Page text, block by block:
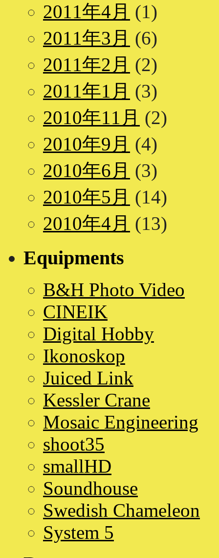
2011年4月 (1)
2011年3月 (6)
2011年2月 (2)
2011年1月 (3)
2010年11月 (2)
2010年9月 (4)
2010年6月 (3)
2010年5月 (14)
2010年4月 (13)
Equipments
B&H Photo Video
CINEIK
Digital Hobby
Ikonoskop
Juiced Link
Kessler Crane
Mosaic Engineering
shoot35
smallHD
Soundhouse
Swedish Chameleon
System 5